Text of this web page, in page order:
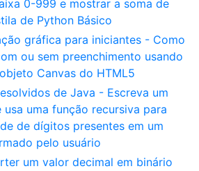
0-999 e mostrar a soma de
de Python Básico
gráfica para iniciantes - Como
ou sem preenchimento usando
Canvas do HTML5
de Java - Escreva um
uma função recursiva para
de dígitos presentes em um
pelo usuário
um valor decimal em binário